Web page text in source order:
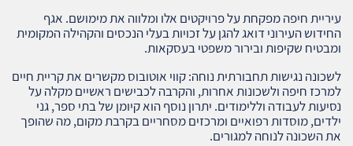
עיריית חיפה מפקחת על פרויקטים אלו ומלווה את מימושם. אגף
החידוש העירוני דואג להגן על זכויות בעלי הנכסים והקהילה המקומית
ומבטיח שקיפות ובירור משפטי בעסקאות.
לשכונה נגישות תחבורתית נוחה: קווי אוטובוס מקשרים את קריית חיים
למרכז חיפה ולשכונות אחרות, והקרבה לכבישים ראשיים מקלה על
נסיעות לעבודה וללימודים. יתרון נוסף הוא קיומן של בתי ספר, גני
ילדים, מוסדות רפואיים ומרכזים מסחריים בקרבת מקום, מה שהופך
את השכונה לנוחה למגורים.